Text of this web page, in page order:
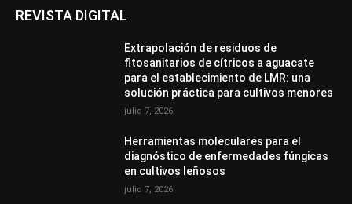
REVISTA DIGITAL
Extrapolación de residuos de
fitosanitarios de cítricos a aguacate
para el establecimiento de LMR: una
solución práctica para cultivos menores
julio 7, 2026
Herramientas moleculares para el
diagnóstico de enfermedades fúngicas
en cultivos leñosos
julio 7, 2026